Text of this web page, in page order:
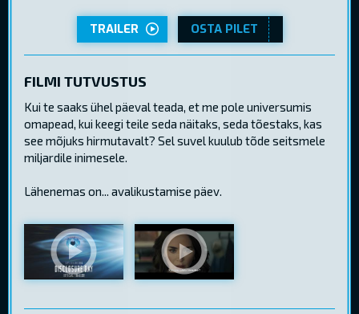
TRAILER OSTA PILET
FILMI TUTVUSTUS
Kui te saaks ühel päeval teada, et me pole universumis
omapead, kui keegi teile seda näitaks, seda tõestaks, kas
see mõjuks hirmutavalt? Sel suvel kuulub tõde seitsmele
miljardile inimesele.
Lähenemas on... avalikustamise päev.